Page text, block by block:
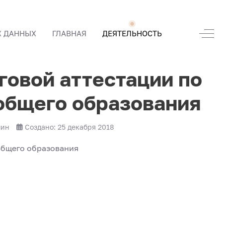
ДАННЫХ ГЛАВНАЯ ДЕЯТЕЛЬНОСТЬ Off-
аттестации по
образования
Создано: 25 декабря 2018
образования